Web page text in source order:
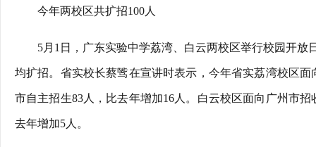
今年两校区共扩招100人
5月1日，广东实验中学荔湾、白云两校区举行校园开
均扩招。省实校长蔡骘在宣讲时表示，今年省实荔湾校区
市自主招生83人，比去年增加16人。白云校区面向广州市
去年增加5人。